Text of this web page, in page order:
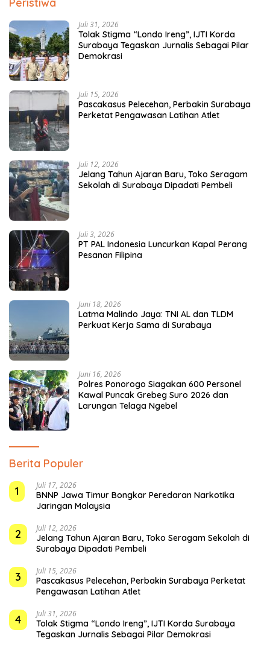
Juli 31, 2026
Tolak Stigma “Londo Ireng”, IJTI Korda
Surabaya Tegaskan Jurnalis Sebagai Pilar
Demokrasi
Juli 15, 2026
Pascakasus Pelecehan, Perbakin Surabaya
Perketat Pengawasan Latihan Atlet
Juli 12, 2026
Jelang Tahun Ajaran Baru, Toko Seragam
Sekolah di Surabaya Dipadati Pembeli
Juli 3, 2026
PT PAL Indonesia Luncurkan Kapal Perang
Pesanan Filipina
Juni 18, 2026
Latma Malindo Jaya: TNI AL dan TLDM
Perkuat Kerja Sama di Surabaya
Juni 16, 2026
Polres Ponorogo Siagakan 600 Personel
Kawal Puncak Grebeg Suro 2026 dan
Larungan Telaga Ngebel
Berita Populer
1
Juli 17, 2026
BNNP Jawa Timur Bongkar Peredaran Narkotika
Jaringan Malaysia
2 Juli 12, 2026
Jelang Tahun Ajaran Baru, Toko Seragam Sekolah di
Surabaya Dipadati Pembeli
3 Juli 15, 2026
Pascakasus Pelecehan, Perbakin Surabaya Perketat
Pengawasan Latihan Atlet
4 Juli 31, 2026
Tolak Stigma “Londo Ireng”, IJTI Korda Surabaya
Tegaskan Jurnalis Sebagai Pilar Demokrasi